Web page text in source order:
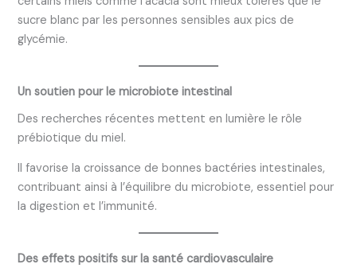
sucre blanc par les personnes sensibles aux pics de
glycémie.
Un soutien pour le microbiote intestinal
Des recherches récentes mettent en lumière le rôle
prébiotique du miel.
Il favorise la croissance de bonnes bactéries intestinales,
contribuant ainsi à l’équilibre du microbiote, essentiel pour
la digestion et l’immunité.
Des effets positifs sur la santé cardiovasculaire